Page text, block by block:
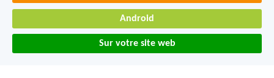
Android
Sur votre site web